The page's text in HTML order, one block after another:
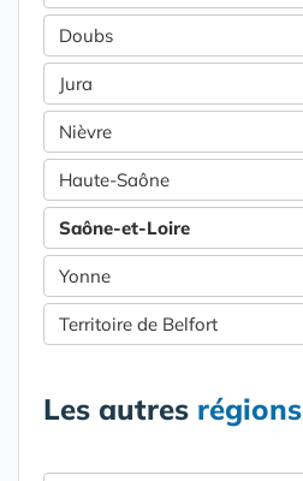
Doubs
Jura
Nièvre
Haute-Saône
Saône-et-Loire
Yonne
Territoire de Belfort
Les autres régions